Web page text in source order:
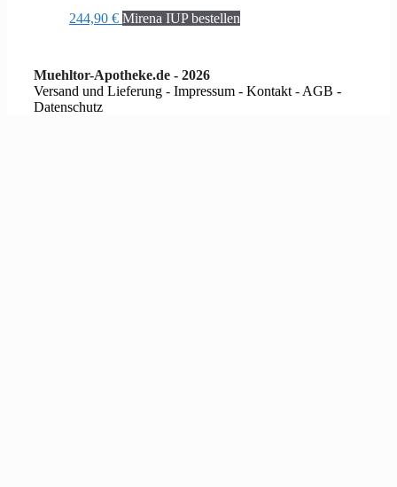
244,90 € Mirena IUP bestellen
Muehltor-Apotheke.de - 2026
Versand und Lieferung - Impressum - Kontakt - AGB -
Datenschutz